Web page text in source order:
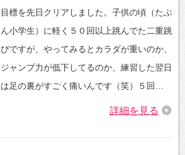
目標を先日クリアしました。子供の頃（たぶ
ん小学生）に軽く５０回以上跳んでた二重跳
びですが、やってみるとカラダが重いのか、
ジャンプ力が低下してるのか、練習した翌日
は足の裏がすごく痛いんです（笑）５回…
詳細を見る